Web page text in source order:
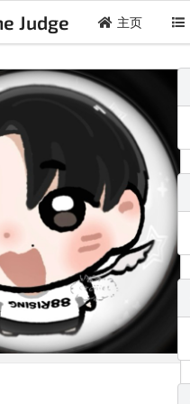
Judge 主页